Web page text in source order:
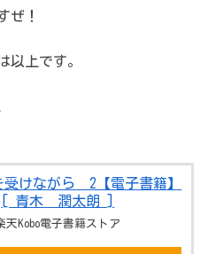
ぜ！
以上です。
受けながら 2【電子書籍】
[ 青木 潤太朗 ]
天Kobo電子書籍ストア